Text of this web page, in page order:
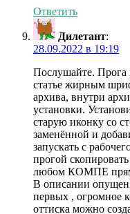
Ответить
Дилетант:
28.09.2022 в 19:19
Послушайте.
статье жирным
архива, внутри
установки.
старую иконку со
заменённой и
запускать с
прогой
любом КОМПЕ
В описании
первых , огромное
оттиска можно